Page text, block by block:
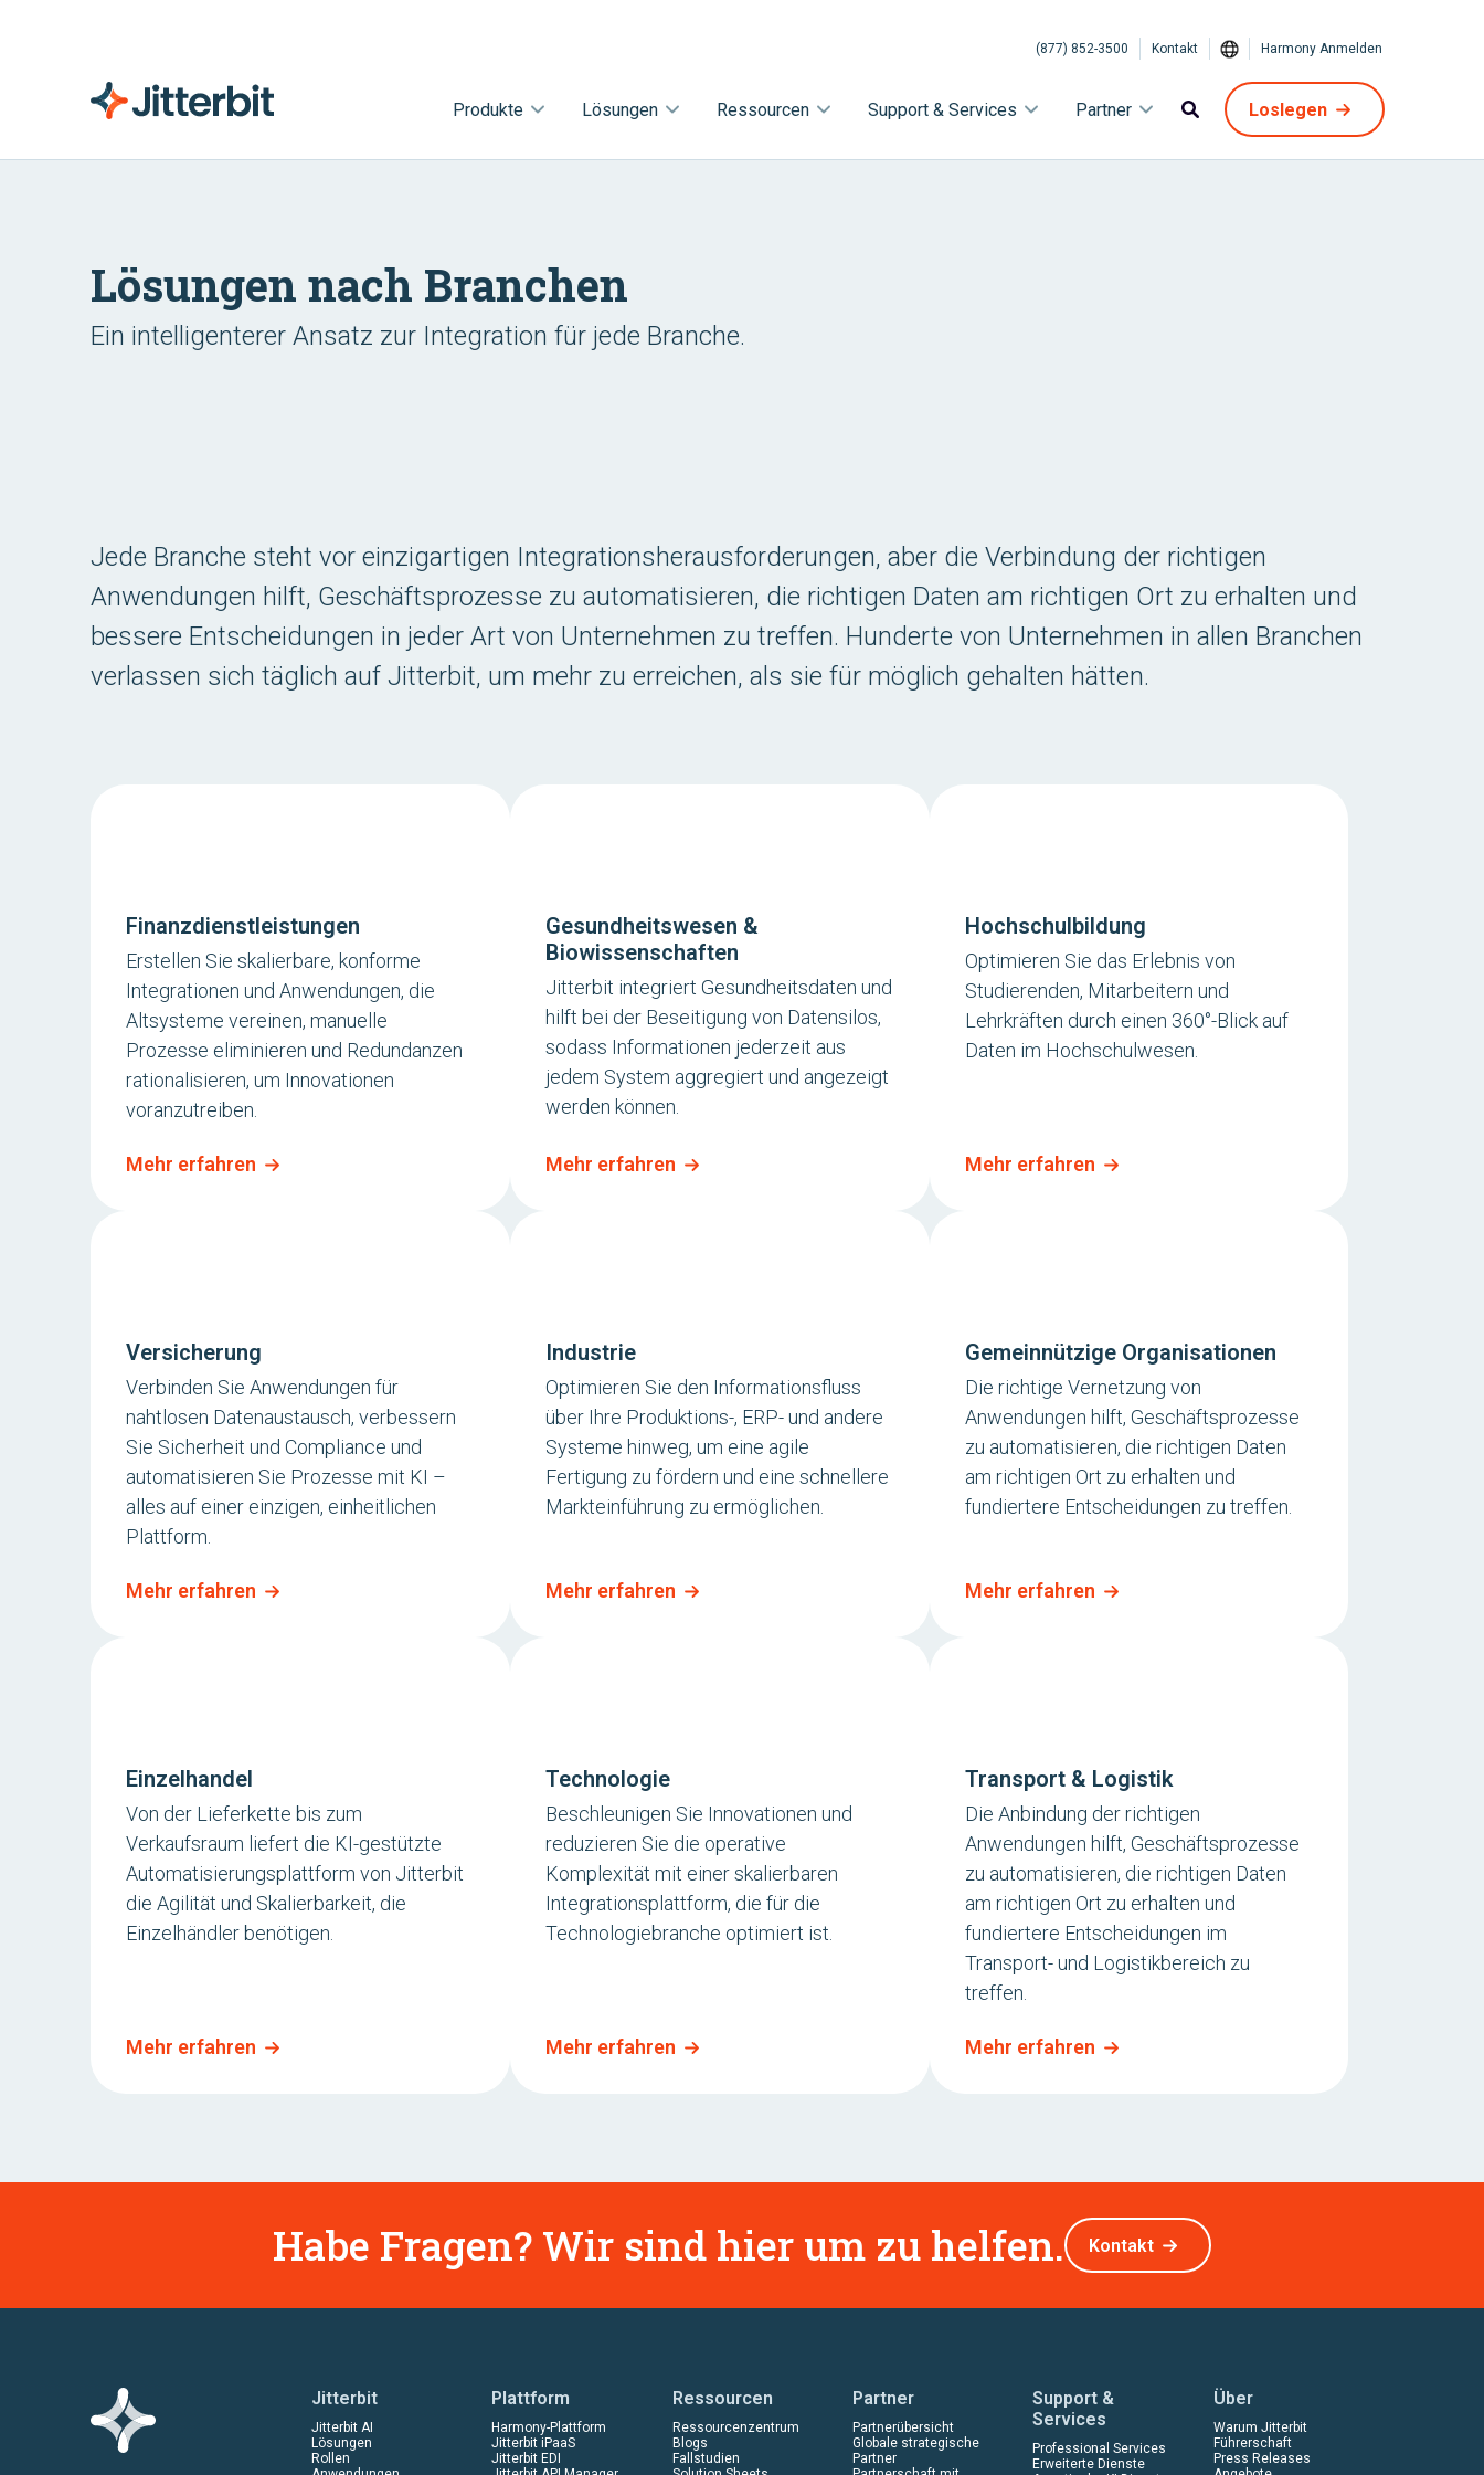
(877) 852-3500 Kontakt Harmony Anmelden
Produkte Lösungen Ressourcen Support & Services Partner Loslegen
Lösungen nach Branchen
Ein intelligenterer Ansatz zur Integration für jede Branche.
Jede Branche steht vor einzigartigen Integrationsherausforderungen, aber die Verbindung der richtigen
Anwendungen hilft, Geschäftsprozesse zu automatisieren, die richtigen Daten am richtigen Ort zu erhalten und
bessere Entscheidungen in jeder Art von Unternehmen zu treffen. Hunderte von Unternehmen in allen Branchen
verlassen sich täglich auf Jitterbit, um mehr zu erreichen, als sie für möglich gehalten hätten.
Finanzdienstleistungen
Erstellen Sie skalierbare, konforme
Integrationen und Anwendungen, die
Altsysteme vereinen, manuelle
Prozesse eliminieren und Redundanzen
rationalisieren, um Innovationen
voranzutreiben.
Mehr erfahren
Gesundheitswesen &
Biowissenschaften
Jitterbit integriert Gesundheitsdaten und
hilft bei der Beseitigung von Datensilos,
sodass Informationen jederzeit aus
jedem System aggregiert und angezeigt
werden können.
Mehr erfahren
Hochschulbildung
Optimieren Sie das Erlebnis von
Studierenden, Mitarbeitern und
Lehrkräften durch einen 360°-Blick auf
Daten im Hochschulwesen.
Mehr erfahren
Versicherung
Verbinden Sie Anwendungen für
nahtlosen Datenaustausch, verbessern
Sie Sicherheit und Compliance und
automatisieren Sie Prozesse mit KI –
alles auf einer einzigen, einheitlichen
Plattform.
Mehr erfahren
Industrie
Optimieren Sie den Informationsfluss
über Ihre Produktions-, ERP- und andere
Systeme hinweg, um eine agile
Fertigung zu fördern und eine schnellere
Markteinführung zu ermöglichen.
Mehr erfahren
Gemeinnützige Organisationen
Die richtige Vernetzung von
Anwendungen hilft, Geschäftsprozesse
zu automatisieren, die richtigen Daten
am richtigen Ort zu erhalten und
fundiertere Entscheidungen zu treffen.
Mehr erfahren
Einzelhandel
Von der Lieferkette bis zum
Verkaufsraum liefert die KI-gestützte
Automatisierungsplattform von Jitterbit
die Agilität und Skalierbarkeit, die
Einzelhändler benötigen.
Mehr erfahren
Technologie
Beschleunigen Sie Innovationen und
reduzieren Sie die operative
Komplexität mit einer skalierbaren
Integrationsplattform, die für die
Technologiebranche optimiert ist.
Mehr erfahren
Transport & Logistik
Die Anbindung der richtigen
Anwendungen hilft, Geschäftsprozesse
zu automatisieren, die richtigen Daten
am richtigen Ort zu erhalten und
fundiertere Entscheidungen im
Transport- und Logistikbereich zu
treffen.
Mehr erfahren
Habe Fragen? Wir sind hier um zu helfen. Kontakt
Jitterbit
Jitterbit AI
Lösungen
Rollen
Plattform
Harmony-Plattform
Jitterbit iPaaS
Jitterbit EDI
Ressourcen
Ressourcenzentrum
Blogs
Fallstudien
Partner
Partnerübersicht
Globale strategische
Partner
Support &
Services
Professional Services
Erweiterte Dienste
Über
Warum Jitterbit
Führerschaft
Press Releases